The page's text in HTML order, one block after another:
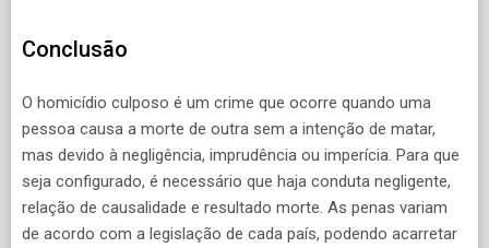
Conclusão
O homicídio culposo é um crime que ocorre quando uma
pessoa causa a morte de outra sem a intenção de matar,
mas devido à negligência, imprudência ou imperícia. Para que
seja configurado, é necessário que haja conduta negligente,
relação de causalidade e resultado morte. As penas variam
de acordo com a legislação de cada país, podendo acarretar